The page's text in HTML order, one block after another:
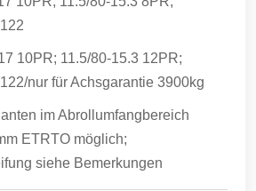
10PR; 11.5/80-15.3 12PR;
nur für Achsgarantie 3900kg
im Abrollumfangbereich
ETRTO möglich;
siehe Bemerkungen